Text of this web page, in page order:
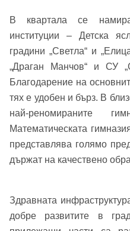
Парола
Забравена парола?
Вход
или
В квартала се
институции – Детска
градини „Светла“ и
„Драган Манчов“ и СУ
Благодарение на
тях е удобен и бърз. В
най-реномираните
Математическата
представлява голямо
държат на качествено
Здравната
добре развитите в
Имейл адрес*
Телефон*
Вашето
се обадим